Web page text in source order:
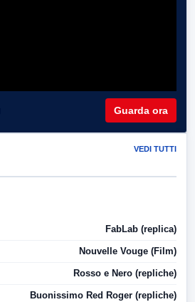
Guarda ora
VEDI TUTTI
FabLab (replica)
Nouvelle Vouge (Film)
Rosso e Nero (repliche)
Buonissimo Red Roger (repliche)